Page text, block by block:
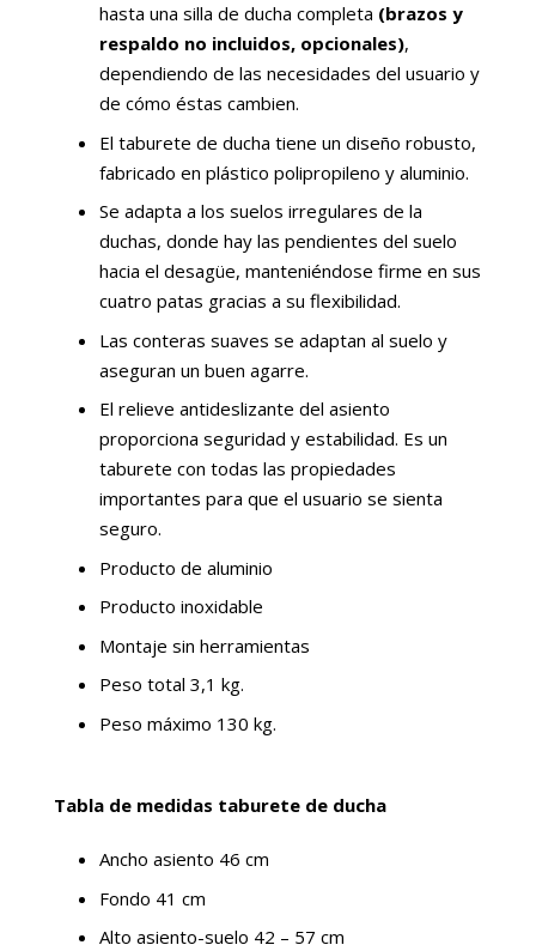
hasta una silla de ducha completa (brazos y
respaldo no incluidos, opcionales),
dependiendo de las necesidades del usuario y
de cómo éstas cambien.
El taburete de ducha tiene un diseño robusto,
fabricado en plástico polipropileno y aluminio.
Se adapta a los suelos irregulares de la
duchas, donde hay las pendientes del suelo
hacia el desagüe, manteniéndose firme en sus
cuatro patas gracias a su flexibilidad.
Las conteras suaves se adaptan al suelo y
aseguran un buen agarre.
El relieve antideslizante del asiento
proporciona seguridad y estabilidad. Es un
taburete con todas las propiedades
importantes para que el usuario se sienta
seguro.
Producto de aluminio
Producto inoxidable
Montaje sin herramientas
Peso total 3,1 kg.
Peso máximo 130 kg.
Tabla de medidas taburete de ducha
Ancho asiento 46 cm
Fondo 41 cm
Alto asiento-suelo 42 – 57 cm